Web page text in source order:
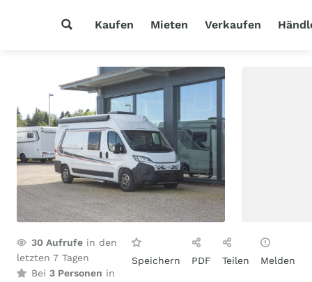
Kaufen Mieten Verkaufen
30 Aufrufe in den
letzten 7 Tagen
Bei 3 Personen in
Speichern PDF Teilen Melden